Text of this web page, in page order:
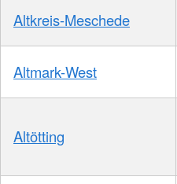
Altkreis-Meschede
Altmark-West
Altötting